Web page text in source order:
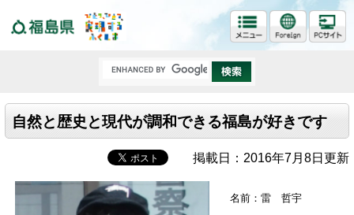
自然と歴史と現代が調和できる福島が好きです
掲載日：2016年7月8日更新
名前：雷 哲宇